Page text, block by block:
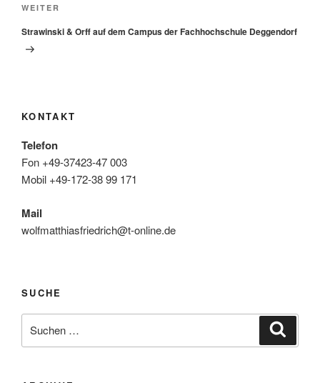
Nächster
Beitrag
WEITER
Strawinski & Orff auf dem Campus der Fachhochschule Deggendorf
KONTAKT
Telefon
Fon +49-37423-47 003
Mobil +49-172-38 99 171
Mail
wolfmatthiasfriedrich@t-online.de
SUCHE
nach: